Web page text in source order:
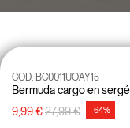
Bermuda cargo en sergé
COD: BC0011UOAY15
9,99 €Prix réduit de
27,99 €à -64%